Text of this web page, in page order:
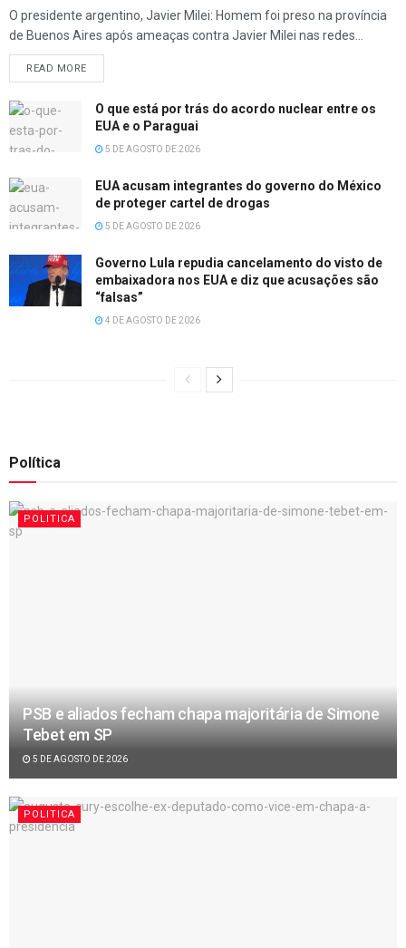
O presidente argentino, Javier Milei: Homem foi preso na província
de Buenos Aires após ameaças contra Javier Milei nas redes...
READ MORE
O que está por trás do acordo nuclear entre os
EUA e o Paraguai
5 DE AGOSTO DE 2026
EUA acusam integrantes do governo do México
de proteger cartel de drogas
5 DE AGOSTO DE 2026
Governo Lula repudia cancelamento do visto de
embaixadora nos EUA e diz que acusações são
“falsas”
4 DE AGOSTO DE 2026
Política
POLITICA
PSB e aliados fecham chapa majoritária de Simone
Tebet em SP
5 DE AGOSTO DE 2026
POLITICA